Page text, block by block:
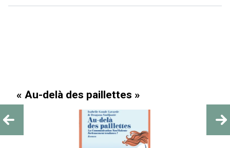
« Au-delà des paillettes »